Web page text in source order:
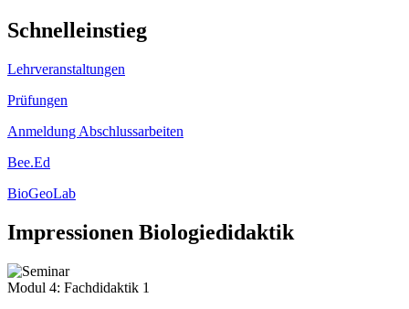
Schnelleinstieg
Lehrveranstaltungen
Prüfungen
Anmeldung Abschlussarbeiten
Bee.Ed
BioGeoLab
Impressionen Biologiedidaktik
Modul 4: Fachdidaktik 1